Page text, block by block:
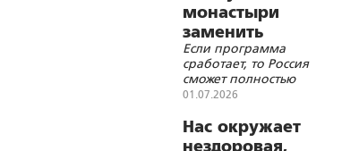
монастыри
заменить
систему ЛТП?
Если программа
сработает, то Россия
сможет полностью
отказаться от труда
остаться
православной
01.07.2026
Нас окружает
нездоровая,